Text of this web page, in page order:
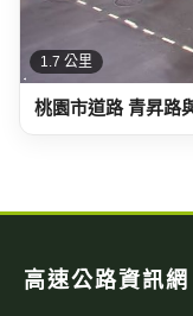
1.7 公里
桃園市道路 青昇路
高速公路資訊網